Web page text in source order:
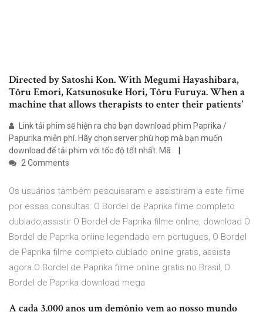
Directed by Satoshi Kon. With Megumi Hayashibara,
Tôru Emori, Katsunosuke Hori, Tôru Furuya. When a
machine that allows therapists to enter their patients'
Link tải phim sẽ hiện ra cho bạn download phim Paprika /
Papurika miễn phí. Hãy chọn server phù hợp mà bạn muốn
download để tải phim với tốc độ tốt nhất. Mã
2 Comments
Os usuários também pesquisaram e assistiram a este filme
por essas consultas: O Bordel de Paprika filme completo
dublado,assistir O Bordel de Paprika filme online, download O
Bordel de Paprika online legendado em portugues, O Bordel
de Paprika filme completo dublado online gratis, assista
agora O Bordel de Paprika filme online gratis no Brasil, O
Bordel de Paprika download mega
A cada 3.000 anos um demônio vem ao nosso mundo